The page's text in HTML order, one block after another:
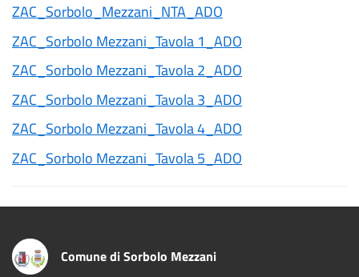
ZAC_Sorbolo_Mezzani_NTA_ADO
ZAC_Sorbolo Mezzani_Tavola 1_ADO
ZAC_Sorbolo Mezzani_Tavola 2_ADO
ZAC_Sorbolo Mezzani_Tavola 3_ADO
ZAC_Sorbolo Mezzani_Tavola 4_ADO
ZAC_Sorbolo Mezzani_Tavola 5_ADO
Comune di Sorbolo Mezzani